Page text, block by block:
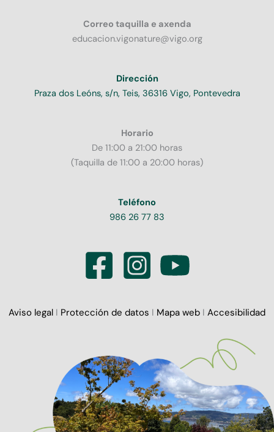
Correo taquilla e axenda
educacion.vigonature@vigo.org
Dirección
Praza dos Leóns, s/n, Teis, 36316 Vigo, Pontevedra
Horario
De 11:00 a 21:00 horas
(Taquilla de 11:00 a 20:00 horas)
Teléfono
986 26 77 83
Aviso legal I Protección de datos I Mapa web I Accesibilidad